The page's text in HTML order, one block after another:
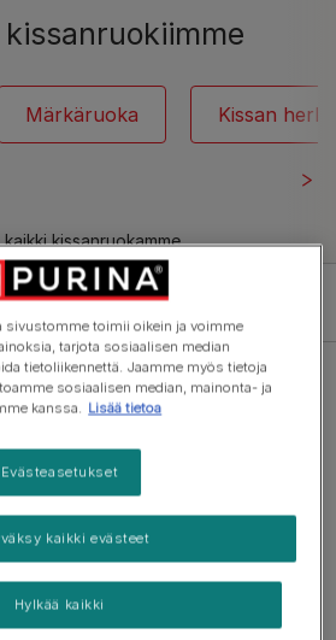
Märkäruoka Kissan
kissanruokamme
Suodata:
GOURMET® Perle Ocean Flakes
Kastikkeessa Sisältää
(0)
sivustomme toimii oikein ja voimme
tarjota sosiaalisen median
tietoliikennettä. Jaamme myös tietoja
sosiaalisen median, mainonta- ja
kanssa. Lisää tietoa
Evästeasetukset
Hylkää kaikki
kaikki evästeet